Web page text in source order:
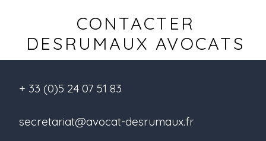
CONTACTER
DESRUMAUX AVOCATS
+ 33 (0)5 24 07 51 83
secretariat@avocat-desrumaux.fr